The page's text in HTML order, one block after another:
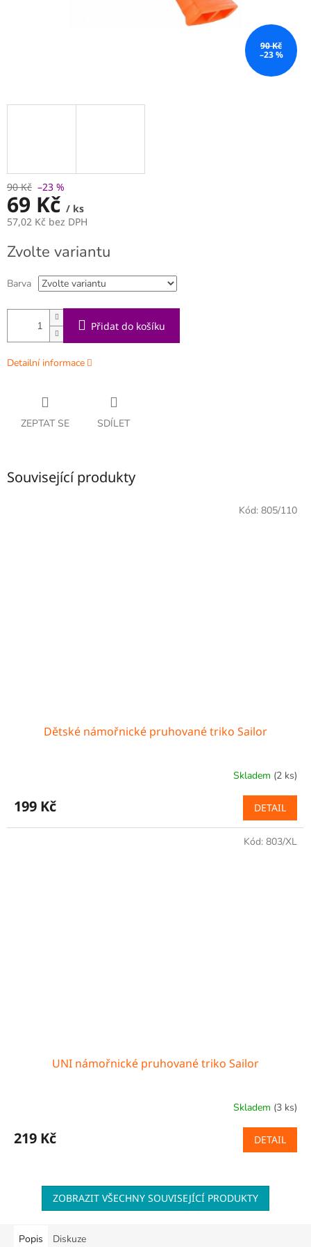
90 Kč
–23 %
90 Kč –23 %
69 Kč / ks
57,02 Kč bez DPH
cena:
Zvolte variantu
Barva
Přidat do košíku
Detailní informace
ZEPTAT SE SDÍLET
Související produkty
Dětské námořnické pruhované triko Sailor
Skladem (2 ks)
199 Kč DETAIL
Kód: 805/110
UNI námořnické pruhované triko Sailor
Skladem (3 ks)
219 Kč DETAIL
Kód: 803/XL
ZOBRAZIT VŠECHNY SOUVISEJÍCÍ PRODUKTY
Popis Diskuze